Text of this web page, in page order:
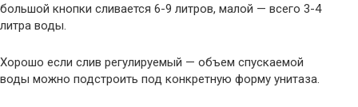
большой кнопки сливается 6-9 литров, малой — всего 3-4
литра воды.
Хорошо если слив регулируемый — объем спускаемой
воды можно подстроить под конкретную форму унитаза.